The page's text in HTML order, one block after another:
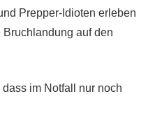
Prepper-Idioten erleben
auf den
im Notfall nur noch